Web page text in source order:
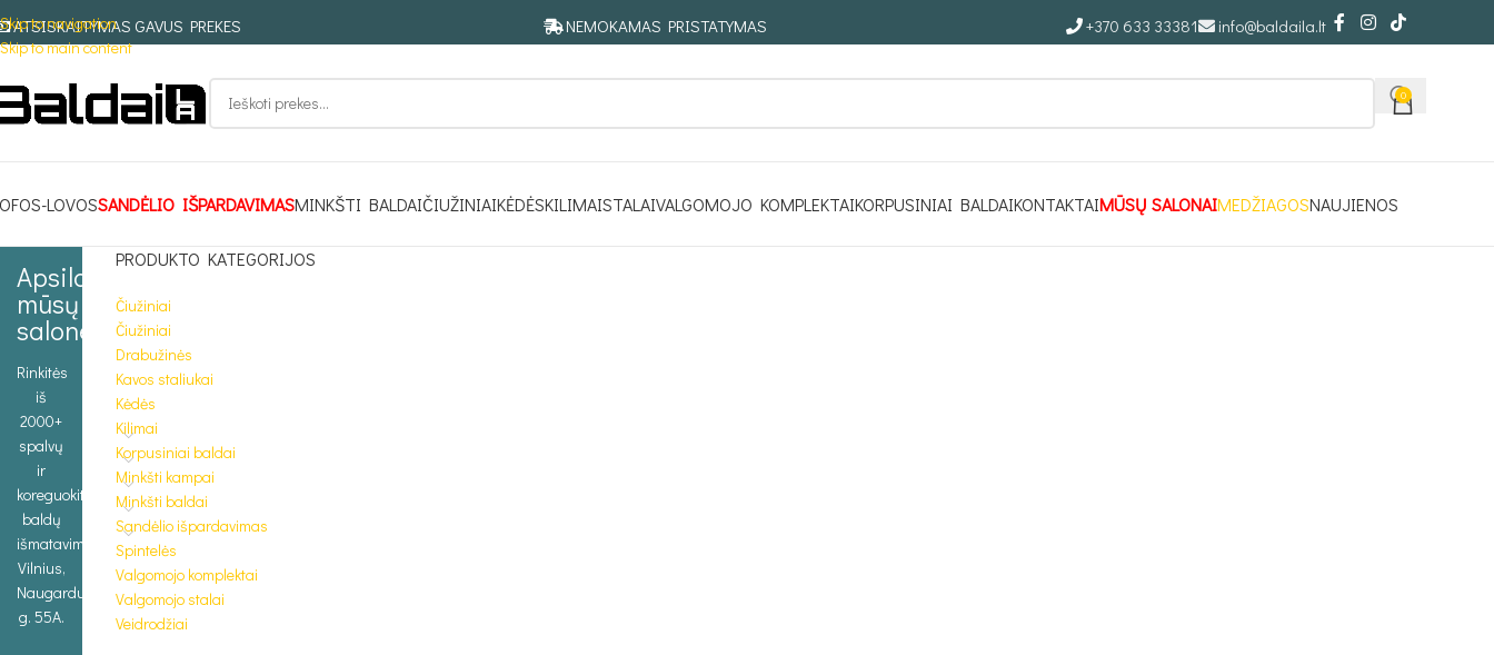
Skip to navigation
Skip to main content
ATSISKAITYMAS GAVUS PREKES NEMOKAMAS PRISTATYMAS +370 633 33381 info@baldaila.lt
0
LOVOSSANDĖLIO IŠPARDAVIMASMINKŠTI BALDAIČIUŽINIAIKĖDĖSKILIMAISTALAIVALGOMOJO KOMPLEKTAIKORPUSINIAI BALDAIKONTAKTAIMŪSŲ SALONAIMEDŽIAGOSNAUJIENOS
Apsilankykite
mūsų
salone
Rinkitės
iš
2000+
spalvų
ir
koreguokite
baldų
išmatavimus.
Vilnius,
Naugarduko
g. 55A.
PRODUKTO KATEGORIJOS
Čiužiniai
Čiužiniai
Drabužinės
Kavos staliukai
Kėdės
Kilimai
Korpusiniai baldai
Minkšti kampai
Minkšti baldai
Sandėlio išpardavimas
Spintelės
Valgomojo komplektai
Valgomojo stalai
Veidrodžiai